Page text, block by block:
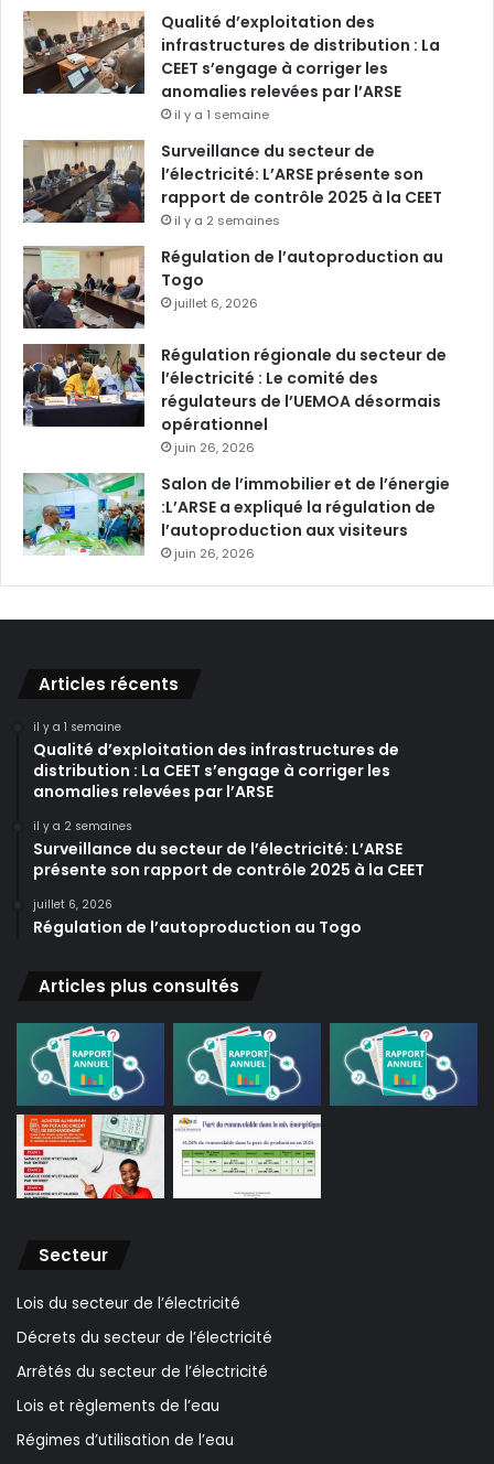
Qualité d’exploitation des
infrastructures de distribution : La
CEET s’engage à corriger les
anomalies relevées par l’ARSE
il y a 1 semaine
Surveillance du secteur de
l’électricité: L’ARSE présente son
rapport de contrôle 2025 à la CEET
il y a 2 semaines
Régulation de l’autoproduction au
Togo
juillet 6, 2026
Régulation régionale du secteur de
l’électricité : Le comité des
régulateurs de l’UEMOA désormais
opérationnel
juin 26, 2026
Salon de l’immobilier et de l’énergie
:L’ARSE a expliqué la régulation de
l’autoproduction aux visiteurs
juin 26, 2026
Articles récents
il y a 1 semaine
Qualité d’exploitation des infrastructures de
distribution : La CEET s’engage à corriger les
anomalies relevées par l’ARSE
il y a 2 semaines
Surveillance du secteur de l’électricité: L’ARSE
présente son rapport de contrôle 2025 à la CEET
juillet 6, 2026
Régulation de l’autoproduction au Togo
Articles plus consultés
Secteur
Lois du secteur de l’électricité
Décrets du secteur de l’électricité
Arrêtés du secteur de l’électricité
Lois et règlements de l’eau
Régimes d’utilisation de l’eau